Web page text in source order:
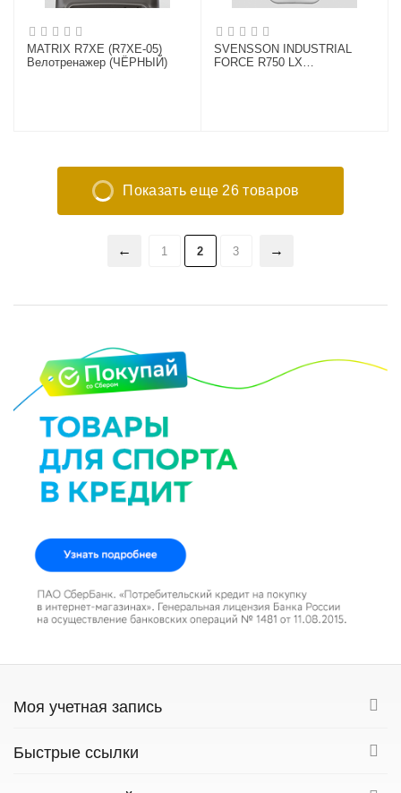
MATRIX R7XE (R7XE-05)
Велотренажер (ЧЁРНЫЙ)
SVENSSON INDUSTRIAL
FORCE R750 LX
Показать еще 26 товаров
1 2 3
Моя учетная запись
Быстрые ссылки